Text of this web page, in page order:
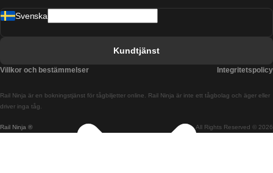
Tåg från Budapest till Bratislava
Rail Ninja ® All Rights Reserved © 2026
Rail Ninja är en bokningstjänst för tågbiljetter online. Rail Ninja är inte ett tågbolag och äger eller
driver inga tåg.
Svenska
Kundtjänst
Villkor och bestämmelser Integritetspolicy